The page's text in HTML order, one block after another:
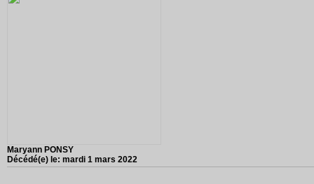
Maryann PONSY
Décédé(e) le: mardi 1 mars 2022